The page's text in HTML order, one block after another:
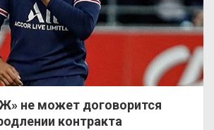
не может договорится
контракта